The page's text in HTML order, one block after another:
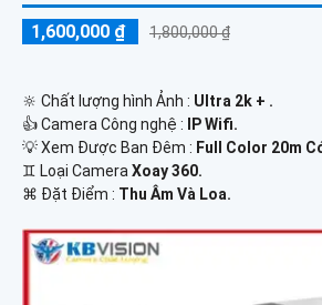
1,600,000 ₫ 1,800,000 ₫
🔆 Chất lượng hình Ảnh : Ultra 2k + .
👍 Camera Công nghệ :
IP Wifi.
💡 Xem Được Ban Đêm : Full Color 20m
♊ Loại Camera Xoay 360.
️⌘ Đặt Điểm : Thu Âm Và Loa.